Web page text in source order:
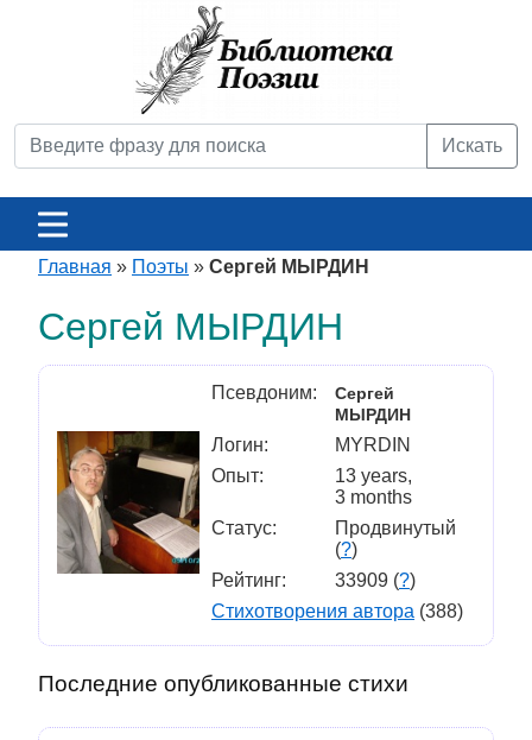
Искать
Главная » Поэты » Сергей МЫРДИН
Сергей МЫРДИН
Псевдоним:
Сергей
МЫРДИН
Логин:
MYRDIN
Опыт:
13 years,
3 months
Статус:
Продвинутый
(?)
Рейтинг:
33909 (?)
Стихотворения автора (388)
Последние опубликованные стихи